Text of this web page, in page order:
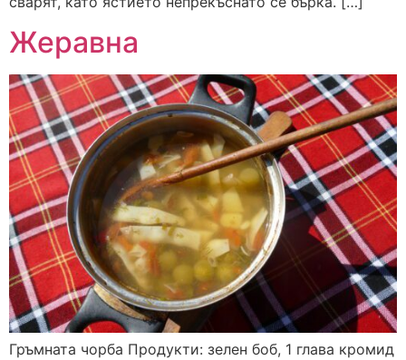
Жеравна
Гръмната чорба Продукти: зелен боб, 1 глава кромид